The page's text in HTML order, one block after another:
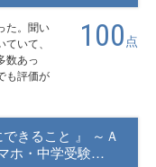
た。聞い
いて、
数あっ
も評価が
100 点
きること 』 ～Ａ
ホ・中学受験…